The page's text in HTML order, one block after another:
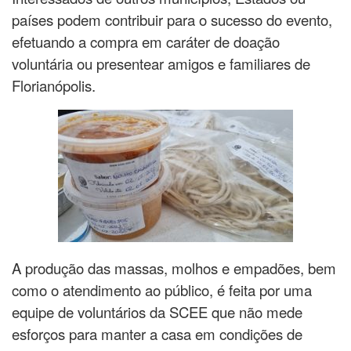
países podem contribuir para o sucesso do evento,
efetuando a compra em caráter de doação
voluntária ou presentear amigos e familiares de
Florianópolis.
A produção das massas, molhos e empadões, bem
como o atendimento ao público, é feita por uma
equipe de voluntários da SCEE que não mede
esforços para manter a casa em condições de